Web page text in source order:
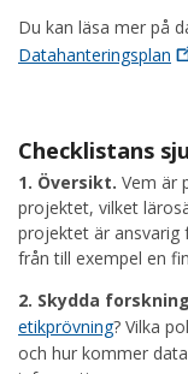
Du kan läsa mer på
Datahanteringsplan
Checklistans
1. Översikt. Vem är
projektet, vilket
projektet är ansvarig
från till exempel en
2. Skydda
etikprövning? Vilka
och hur kommer